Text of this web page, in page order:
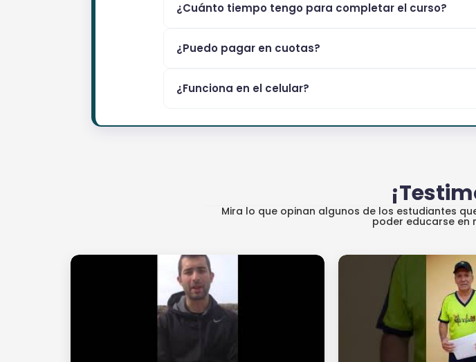
¿Cuánto tiempo tengo para completar el curso?
¿Puedo pagar en cuotas?
¿Funciona en el celular?
Mira lo que opinan algunos de los estudiantes
poder educarse en